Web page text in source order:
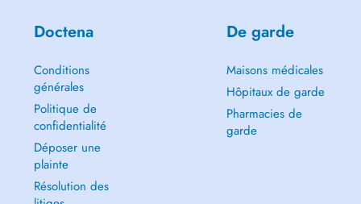
Doctena
Conditions
générales
Politique de
confidentialité
Déposer une
plainte
Résolution des
De garde
Maisons médicales
Hôpitaux de garde
Pharmacies de
garde